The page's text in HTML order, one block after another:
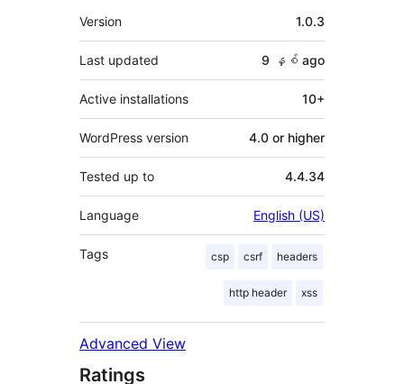
Meta
Version 1.0.3
Last updated 9 နှစ် ago
Active installations 10+
WordPress version 4.0 or higher
Tested up to 4.4.34
Language English (US)
Tags csp csrf headers
http header xss
Advanced View
Ratings